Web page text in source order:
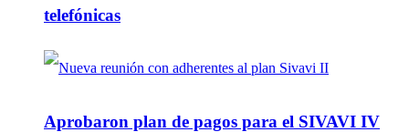
telefónicas
Aprobaron plan de pagos para el SIVAVI IV